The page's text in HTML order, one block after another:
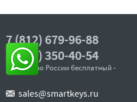
7 (812) 679-96-88
8 (800) 350-40-54
- звонок по России бесплатный -
sales@smartkeys.ru